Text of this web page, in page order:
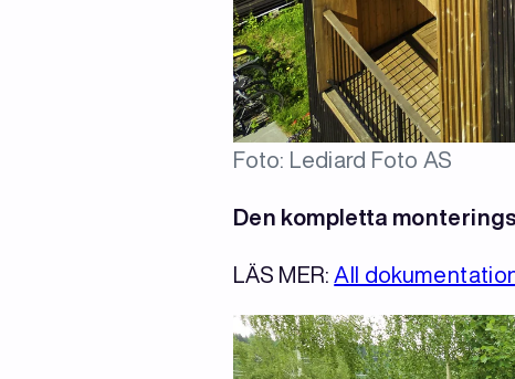
Foto: Lediard Foto AS
Den kompletta
LÄS MER: All